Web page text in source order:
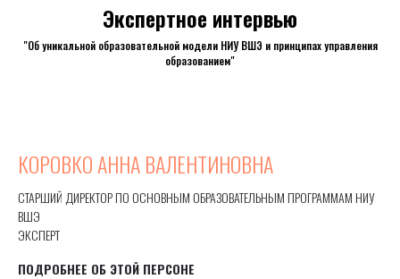
Экспертное интервью
"Об уникальной образовательной модели НИУ ВШЭ и принципах управления
образованием"
КОРОВКО АННА ВАЛЕНТИНОВНА
СТАРШИЙ ДИРЕКТОР ПО ОСНОВНЫМ ОБРАЗОВАТЕЛЬНЫМ ПРОГРАММАМ НИУ
ВШЭ
ЭКСПЕРТ
ПОДРОБНЕЕ ОБ ЭТОЙ ПЕРСОНЕ